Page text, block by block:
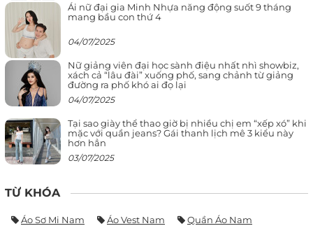
Ái nữ đại gia Minh Nhựa năng động suốt 9 tháng
mang bầu con thứ 4
04/07/2025
Nữ giảng viên đại học sành điệu nhất nhì showbiz,
xách cả “lâu đài” xuống phố, sang chảnh từ giảng
đường ra phố khó ai đọ lại
04/07/2025
Tại sao giày thể thao giờ bị nhiều chị em “xếp xó” khi
mặc với quần jeans? Gái thanh lịch mê 3 kiểu này
hơn hẳn
03/07/2025
TỪ KHÓA
Áo Sơ Mi Nam Áo Vest Nam Quần Áo Nam